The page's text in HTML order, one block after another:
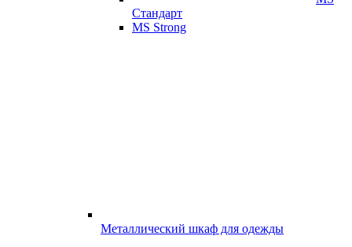
Стандарт
MS Strong
Металлический шкаф для одежды